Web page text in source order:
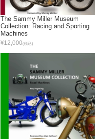
The Sammy Miller Museum
Collection: Racing and Sporting
Machines
¥12,000(税込)